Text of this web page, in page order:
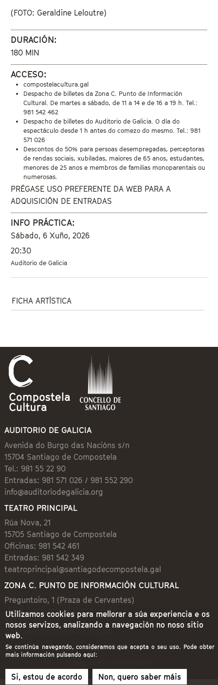
(FOTO: Geraldine Leloutre)
DURACIÓN:
180 MIN
ACCESO:
compostelacultura.gal
Despacho de billetes da Zona C. Punto de Información
Cultural. De martes a sábado, de 11 a 14 e de 16 a 19 h. Tel.:
981 542 462
Despacho de billetes do Auditorio de Galicia. O día do
espectáculo desde 1 h antes do comezo do mesmo. Tel.: 981
571 026
Descontos do 50% para persoas desempregadas, perceptoras
de rendas sociais, xubiladas, maiores de 65 anos, estudantes,
menores de 25 anos e membros de familias monoparentais ou
numerosas.
PRÉGASE USO PREFERENTE DA WEB PARA A
ADQUISICIÓN DE ENTRADAS
INFO PRÁCTICA:
Sábado, 6 Xuño, 2026
20:30
Auditorio de Galicia
Mostrar
FICHA ARTÍSTICA
AUDITORIO DE GALICIA
Avenida do Burgo das Nacións s/n
15704 Santiago de Compostela
Tel.: 981 55 22 90
Entradas: 981 571 026 / 981 552 290
info@auditoriodegalicia.org
TEATRO PRINCIPAL
Rúa Nova, 21
15705 Santiago de Compostela
Oficinas: 981 542 461
Entradas: 981 542 349
teatroprincipal@santiagodecompostela.gal
ZONA C. PUNTO DE INFORMACIÓN CULTURAL
Preguntoiro, 1 (Praza de Cervantes)
15704 Santiago de Compostela
981 542 462
zonac@compostelacultura.gal
Axenda C
Utilizamos cookies para mellorar a súa experiencia e os
nosos servizos, analizando a navegación no noso sitio
web.
Se continúa navegando, consideramos que acepta o seu uso. Pode obter
mais información pulsando aquí:
Si, estou de acordo Non, quero saber máis